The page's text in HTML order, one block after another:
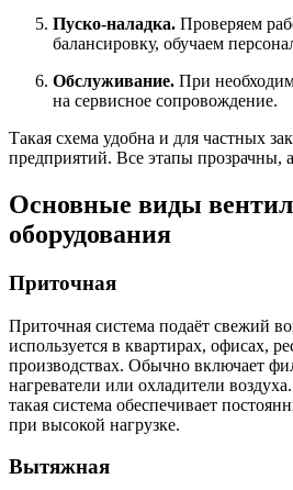
Пуско-наладка. Проверяем
балансировку, обучаем
Обслуживание. При
на сервисное сопровождение.
Такая схема удобна и для частных
предприятий. Все этапы прозрачны,
Основные виды
оборудования
Приточная
Приточная система подаёт свежий
используется в квартирах, офисах,
производствах. Обычно включает
нагреватели или охладители
такая система обеспечивает
при высокой нагрузке.
Вытяжная